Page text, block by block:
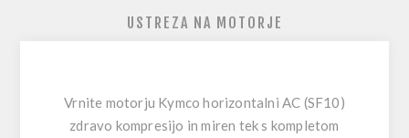
USTREZA NA MOTORJE
Vrnite motorju Kymco horizontalni AC (SF10)
zdravo kompresijo in miren teks kompletom